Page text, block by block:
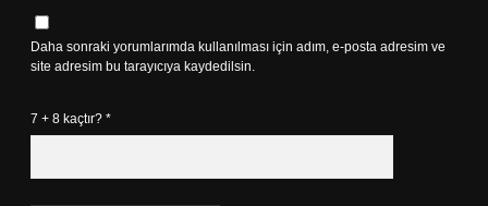
Daha sonraki yorumlarımda kullanılması için adım, e-posta adresim ve
site adresim bu tarayıcıya kaydedilsin.
7 + 8 kaçtır? *